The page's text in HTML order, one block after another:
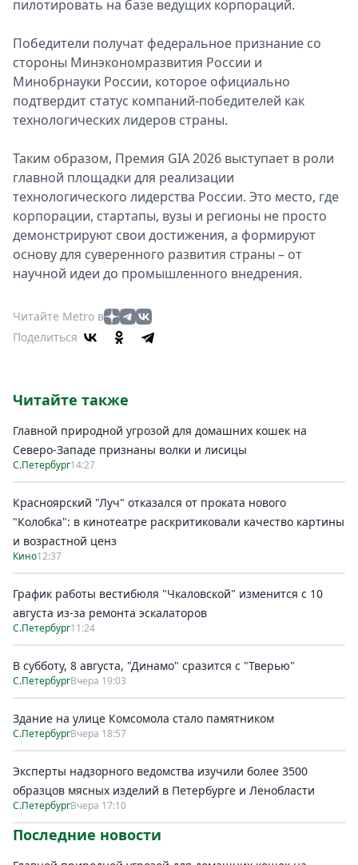
пилотировать на базе ведущих корпораций.
Победители получат федеральное признание со
стороны Минэкономразвития России и
Минобрнауки России, которое официально
подтвердит статус компаний-победителей как
технологических лидеров страны.
Таким образом, Премия GIA 2026 выступает в роли
главной площадки для реализации
технологического лидерства России. Это место, где
корпорации, стартапы, вузы и регионы не просто
демонстрируют свои достижения, а формируют
основу для суверенного развития страны – от
научной идеи до промышленного внедрения.
Читайте Metro в
Поделиться
Читайте также
Главной природной угрозой для домашних кошек на
Северо-Западе признаны волки и лисицы
С.Петербург14:27
Красноярский "Луч" отказался от проката нового
"Колобка": в кинотеатре раскритиковали качество картины
и возрастной ценз
Кино12:37
График работы вестибюля "Чкаловской" изменится с 10
августа из-за ремонта эскалаторов
С.Петербург11:24
В субботу, 8 августа, "Динамо" сразится с "Тверью"
С.ПетербургВчера 19:03
Здание на улице Комсомола стало памятником
С.ПетербургВчера 18:57
Эксперты надзорного ведомства изучили более 3500
образцов мясных изделий в Петербурге и Ленобласти
С.ПетербургВчера 17:10
Последние новости